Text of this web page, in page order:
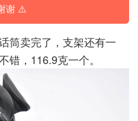
谢 ⚠️
筒卖完了，支架还有一
错，116.9克一个。